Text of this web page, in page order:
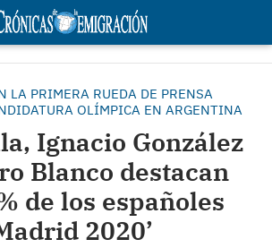
LA PRIMERA RUEDA DE PRENSA
OLÍMPICA EN ARGENTINA
Ignacio González
Blanco destacan
de los españoles
2020’